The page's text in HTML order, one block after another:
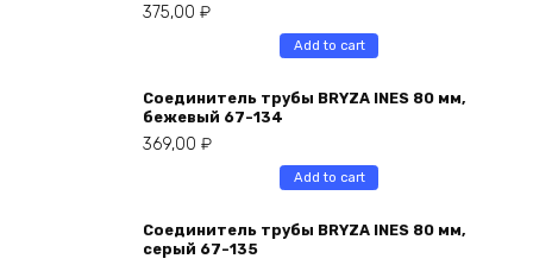
375,00 ₽
Add to cart
Соединитель трубы BRYZA INES 80 мм,
бежевый 67-134
369,00 ₽
Add to cart
Соединитель трубы BRYZA INES 80 мм,
серый 67-135